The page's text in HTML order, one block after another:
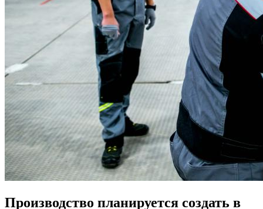
Производство планируется создать в